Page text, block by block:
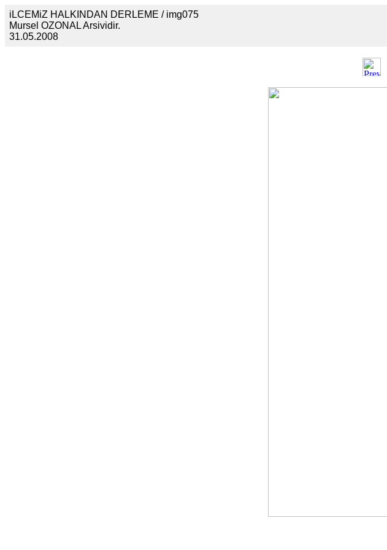
iLCEMiZ HALKINDAN DERLEME / img075
Mursel OZONAL Arsividir.
31.05.2008